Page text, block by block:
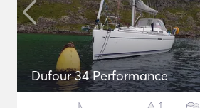
Dufour 34 Performance